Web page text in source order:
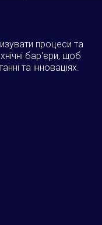
процеси та
бар'єри, щоб
та інноваціях.